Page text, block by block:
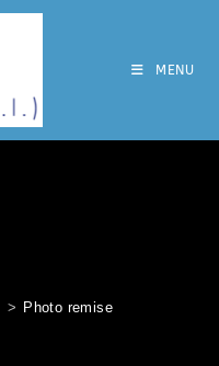
MENU
> Photo remise